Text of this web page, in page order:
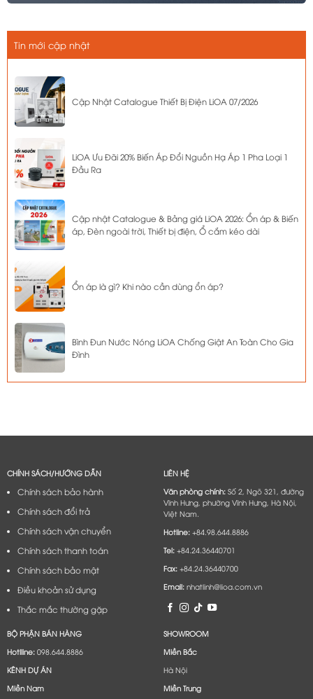
Tin mới cập nhật
Cập Nhật Catalogue Thiết Bị Điện LiOA 07/2026
LiOA Ưu Đãi 20% Biến Áp Đổi Nguồn Hạ Áp 1 Pha Loại 1
Đầu Ra
Cập nhật Catalogue & Bảng giá LiOA 2026: Ổn áp & Biến
áp, Đèn ngoài trời, Thiết bị điện, Ổ cắm kéo dài
Ổn áp là gì? Khi nào cần dùng ổn áp?
Bình Đun Nước Nóng LiOA Chống Giật An Toàn Cho Gia
Đình
CHÍNH SÁCH/HƯỚNG DẪN
Chính sách bảo hành
Chính sách đổi trả
Chính sách vận chuyển
Chính sách thanh toán
Chính sách bảo mật
Điều khoản sử dụng
Thắc mắc thường gặp
LIÊN HỆ
Văn phòng chính:Số 2, Ngõ 321, đường
Vĩnh Hưng, phường Vĩnh Hưng, Hà Nội,
Việt Nam.
Hotline:+84.98.644.8886
Tel:+84.24.36440701
Fax:+84.24.36440700
Email:nhatlinh@lioa.com.vn
BỘ PHẬN BÁN HÀNG
Hotlline:098.644.8886
KÊNH DỰ ÁN
Miền Nam
SHOWROOM
Miền Bắc
Hà Nội
Miền Trung